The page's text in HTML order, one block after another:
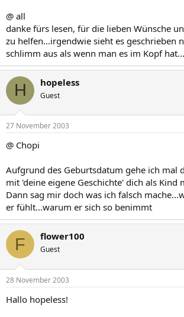
@ all
danke fürs lesen, für die lieben Wünsche
zu helfen...irgendwie sieht es geschrieben
schlimm aus als wenn man es im Kopf
H hopeless
Guest
27 November 2003
@ Chopi
Aufgrund des Geburtsdatum gehe ich mal
mit 'deine eigene Geschichte' dich als Kind
Dann sag mir doch was ich falsch
er fühlt...warum er sich so benimmt
F flower100
Guest
28 November 2003
Hallo hopeless!